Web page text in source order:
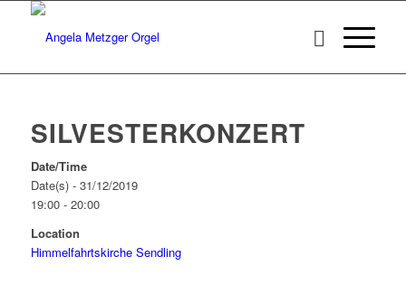
SILVESTERKONZERT
Date/Time
Date(s) - 31/12/2019
19:00 - 20:00
Location
Himmelfahrtskirche Sendling